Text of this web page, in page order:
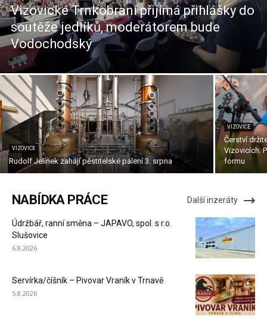
Vizovické Trnkobraní přijímá přihlášky do
soutěže jedlíků, moderátorem bude
Vodochodský
VIZOVICE
Rudolf Jelínek zahájí pěstitelské pálení 3. srpna
VIZOVICE
Čerství
Vizovicích.
formu
NABÍDKA PRÁCE Další inzeráty
Údržbář, ranní směna – JAPAVO, spol. s r.o.
Slušovice
6.8.2026
Servírka/číšník – Pivovar Vraník v Trnavě
5.8.2026